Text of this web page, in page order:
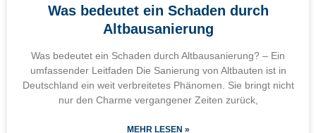
Was bedeutet ein Schaden durch
Altbausanierung
Was bedeutet ein Schaden durch Altbausanierung? – Ein
umfassender Leitfaden Die Sanierung von Altbauten ist in
Deutschland ein weit verbreitetes Phänomen. Sie bringt nicht
nur den Charme vergangener Zeiten zurück,
MEHR LESEN »